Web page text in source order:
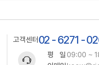
고객센터 02 - 6271 -
평 일09:00 ~